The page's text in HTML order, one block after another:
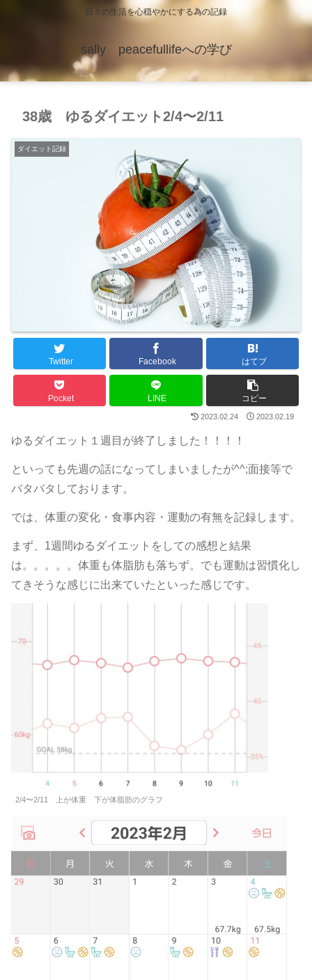
日々の生活を心穏やかにする為の記録
sally peacefullifeへの学び
38歳 ゆるダイエット2/4〜2/11
ダイエット記録
Twitter Facebook はてブ
Pocket LINE コピー
2023.02.24 2023.02.19
ゆるダイエット１週目が終了しました！！！！
といっても先週の話になってしまいましたが^^;面接等で
バタバタしております。
では、体重の変化・食事内容・運動の有無を記録します。
まず、1週間ゆるダイエットをしての感想と結果
は。。。。。体重も体脂肪も落ちず。でも運動は習慣化し
てきそうな感じに出来ていたといった感じです。
2/4〜2/11 上が体重 下が体脂肪のグラフ